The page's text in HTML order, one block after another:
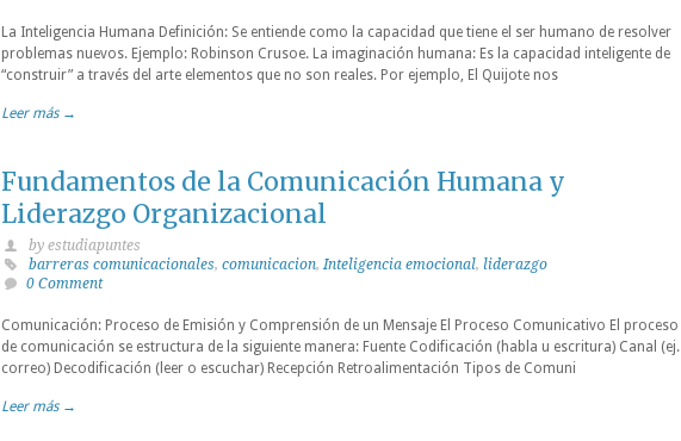
La Inteligencia Humana Definición: Se entiende como la capacidad que tiene el ser humano de resolver
problemas nuevos. Ejemplo: Robinson Crusoe. La imaginación humana: Es la capacidad inteligente de
“construir” a través del arte elementos que no son reales. Por ejemplo, El Quijote nos
Leer más →
Fundamentos de la Comunicación Humana y
Liderazgo Organizacional
by estudiapuntes
barreras comunicacionales, comunicacion,Inteligencia emocional, liderazgo
0 Comment
Comunicación: Proceso de Emisión y Comprensión de un Mensaje El Proceso Comunicativo El proceso
de comunicación se estructura de la siguiente manera: Fuente Codificación (habla u escritura) Canal (ej.
correo) Decodificación (leer o escuchar) Recepción Retroalimentación Tipos de Comuni
Leer más →